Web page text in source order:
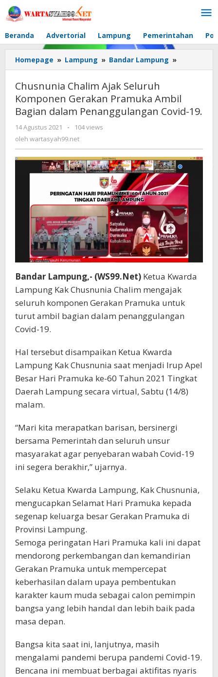
Lewati
ke
Beranda
Advertorial Lampung Pemerintahan
Homepage » Lampung » Bandar Lampung »
Chalim
Komponen
Gerakan
dalam
Covid-
19.
Chusnunia Chalim Ajak Seluruh
Komponen Gerakan Pramuka Ambil
Bagian dalam Penanggulangan Covid-19.
14 Agustus 2021
oleh
wartasyah99.net
-
104 views
oleh wartasyah99.net
Bandar Lampung,- (WS99.Net) Ketua Kwarda
Lampung Kak Chusnunia Chalim mengajak
seluruh komponen Gerakan Pramuka untuk
turut ambil bagian dalam penanggulangan
Covid-19.
Hal tersebut disampaikan Ketua Kwarda
Lampung Kak Chusnunia saat menjadi Irup Apel
Besar Hari Pramuka ke-60 Tahun 2021 Tingkat
Daerah Lampung secara virtual, Sabtu (14/8)
malam.
“Mari kita merapatkan barisan, bersinergi
bersama Pemerintah dan seluruh unsur
masyarakat agar penyebaran wabah Covid-19
ini segera berakhir,” ujarnya.
Selaku Ketua Kwarda Lampung, Kak Chusnunia,
mengucapkan Selamat Hari Pramuka kepada
segenap keluarga besar Gerakan Pramuka di
Provinsi Lampung.
Semoga peringatan Hari Pramuka kali ini dapat
mendorong perkembangan dan kemandirian
Gerakan Pramuka untuk mempercepat
keberhasilan dalam upaya pembentukan
karakter kaum muda sebagai calon pemimpin
bangsa yang lebih handal dan lebih baik pada
masa depan.
Bangsa kita saat ini, lanjutnya, masih
mengalami pandemi berupa pandemi Covid-19.
Bencana ini membuat berbagai aktifitas nyaris